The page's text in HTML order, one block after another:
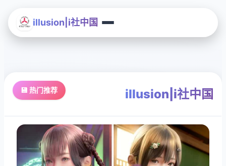
illusion|i社中国
💾 热门推荐 illusion|i社中国